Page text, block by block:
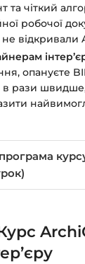
та чіткий
робочої
відкривали
опануєте
рази швидше,